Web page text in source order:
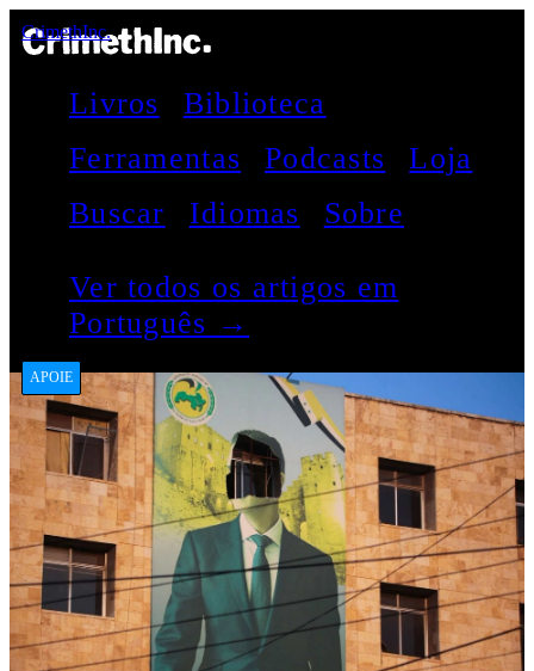
CrimethInc.
Livros
Biblioteca
Ferramentas
Podcasts
Loja
Buscar
Idiomas Sobre
Ver todos os artigos em
Português →
APOIE